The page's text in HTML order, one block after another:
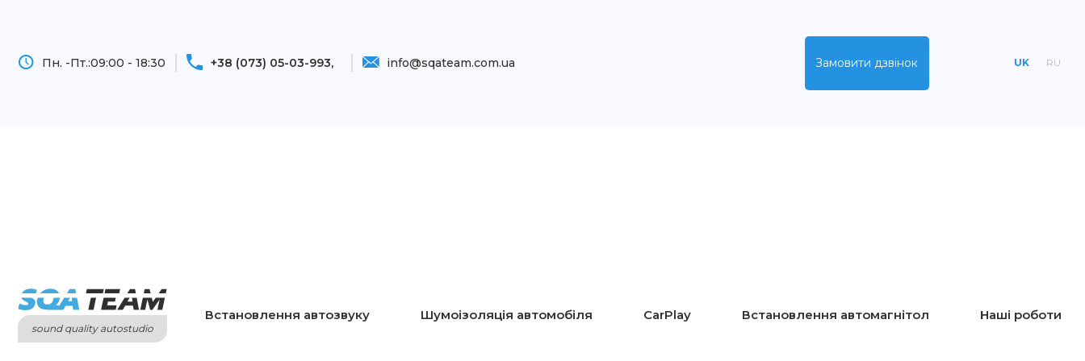
Пн. -Пт.:09:00 - 18:30 +38 (073) 05-03-993 info@sqateam.com.ua Замовити дзвінок UK RU
sound quality autostudio
Встановлення автозвуку Шумоізоляція автомобіля CarPlay Встановлення автомагнітол Нашi роботи